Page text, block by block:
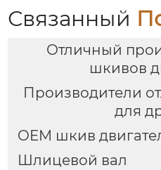
Связанный
Отличный
шкивов
Производители
для
OEM шкив
Шлицевой вал